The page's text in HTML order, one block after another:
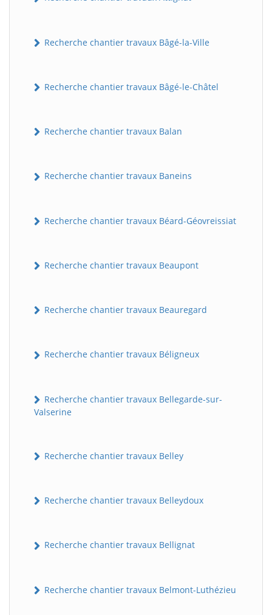
Recherche chantier travaux Bâgé-la-Ville
Recherche chantier travaux Bâgé-le-Châtel
Recherche chantier travaux Balan
Recherche chantier travaux Baneins
Recherche chantier travaux Béard-Géovreissiat
Recherche chantier travaux Beaupont
Recherche chantier travaux Beauregard
Recherche chantier travaux Béligneux
Recherche chantier travaux Bellegarde-sur-
Valserine
Recherche chantier travaux Belley
Recherche chantier travaux Belleydoux
Recherche chantier travaux Bellignat
Recherche chantier travaux Belmont-Luthézieu